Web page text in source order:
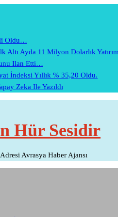
Oldu…
Altı Ayda 11 Milyon Dolarlık
Ilan Etti…
İndeksi Yıllık % 35,20 Oldu.
Zeka Ile Yazıldı
Hür Sesidir
Avrasya Haber Ajansı